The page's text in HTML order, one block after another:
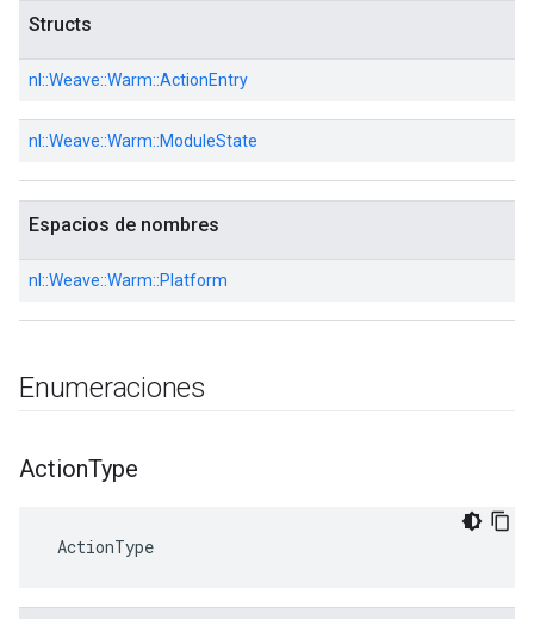
Structs
nl::Weave::Warm::ActionEntry
nl::Weave::Warm::ModuleState
Espacios de nombres
nl::Weave::Warm::Platform
Enumeraciones
ActionType
ActionType